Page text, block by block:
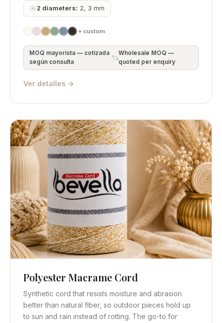
2 diameters: 2, 3 mm
+ custom
MOQ mayorista — cotizada
según consulta
Wholesale MOQ —
quoted per enquiry
Ver detalles →
Vista rápida Obtener cotización
Polyester Macrame Cord
Synthetic cord that resists moisture and abrasion
better than natural fiber, so outdoor pieces hold up
to sun and rain instead of rotting. The go-to for